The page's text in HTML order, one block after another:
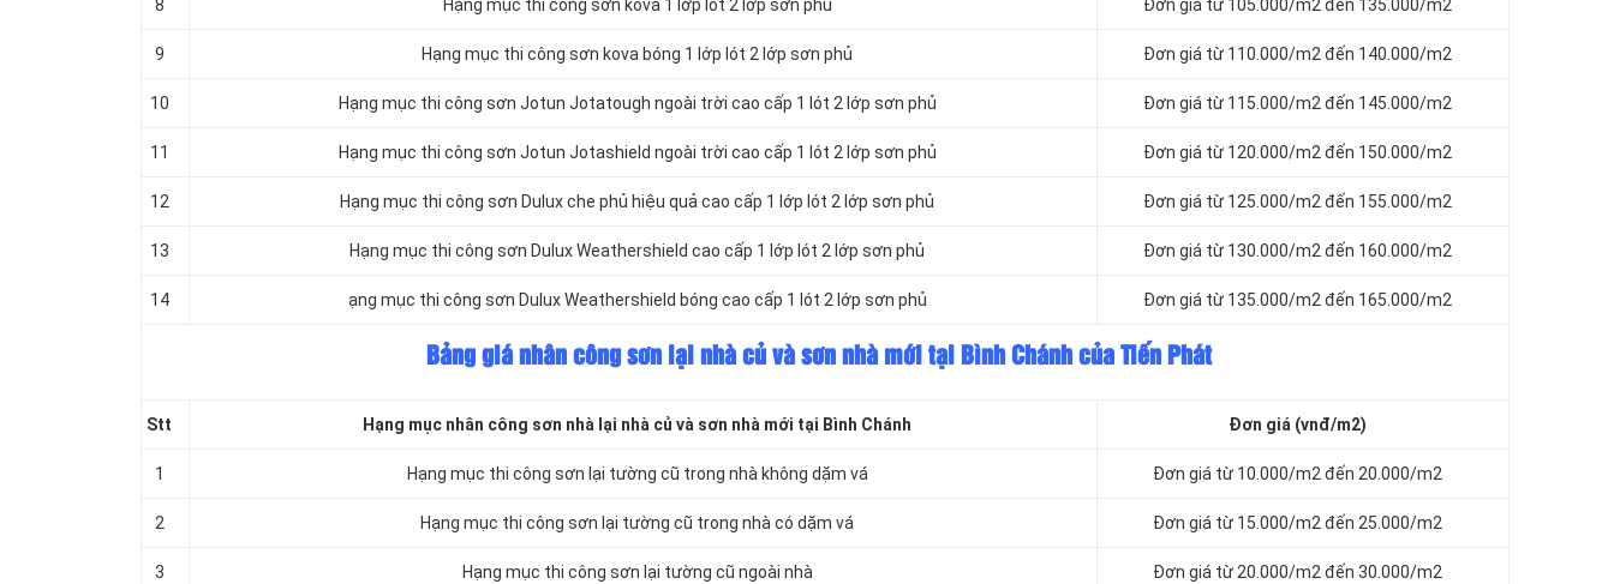
8 Hạng mục thi công sơn kova 1 lớp lót 2 lớp sơn phủ Đơn giá từ 105.000/m2 đến 135.000/m2
9 Hạng mục thi công sơn kova bóng 1 lớp lót 2 lớp sơn phủ Đơn giá từ 110.000/m2 đến 140.000/m2
10 Hạng mục thi công sơn Jotun Jotatough ngoài trời cao cấp 1 lót 2 lớp sơn phủ Đơn giá từ 115.000/m2 đến 145.000/m2
11 Hạng mục thi công sơn Jotun Jotashield ngoài trời cao cấp 1 lót 2 lớp sơn phủ Đơn giá từ 120.000/m2 đến 150.000/m2
12 Hạng mục thi công sơn Dulux che phủ hiệu quả cao cấp 1 lớp lót 2 lớp sơn phủ Đơn giá từ 125.000/m2 đến 155.000/m2
13 Hạng mục thi công sơn Dulux Weathershield cao cấp 1 lớp lót 2 lớp sơn phủ Đơn giá từ 130.000/m2 đến 160.000/m2
14 ạng mục thi công sơn Dulux Weathershield bóng cao cấp 1 lót 2 lớp sơn phủ Đơn giá từ 135.000/m2 đến 165.000/m2
Bảng giá nhân công sơn lại nhà củ và sơn nhà mới tại Bình Chánh của Tiến Phát
Stt Hạng mục nhân công sơn nhà lại nhà củ và sơn nhà mới tại Bình Chánh Đơn giá (vnđ/m2)
1 Hạng mục thi công sơn lại tường cũ trong nhà không dặm vá Đơn giá từ 10.000/m2 đến 20.000/m2
2 Hạng mục thi công sơn lại tường cũ trong nhà có dặm vá Đơn giá từ 15.000/m2 đến 25.000/m2
3 Hạng mục thi công sơn lại tường cũ ngoài nhà Đơn giá từ 20.000/m2 đến 30.000/m2